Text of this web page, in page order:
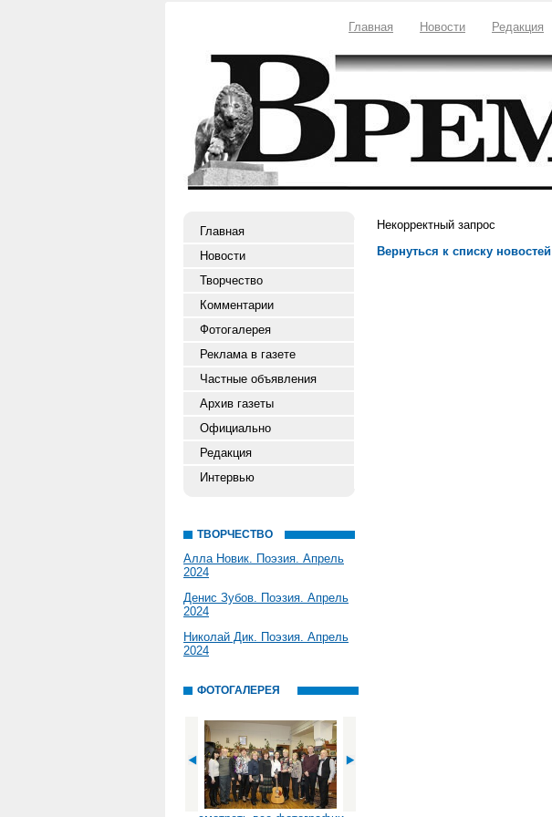
Главная Новости Редакция
Главная
Новости
Творчество
Комментарии
Фотогалерея
Реклама в газете
Частные объявления
Архив газеты
Официально
Редакция
Интервью
ТВОРЧЕСТВО
Алла Новик. Поэзия. Апрель
2024
Денис Зубов. Поэзия. Апрель
2024
Николай Дик. Поэзия. Апрель
2024
ФОТОГАЛЕРЕЯ
Некорректный запрос
Вернуться к списку новостей